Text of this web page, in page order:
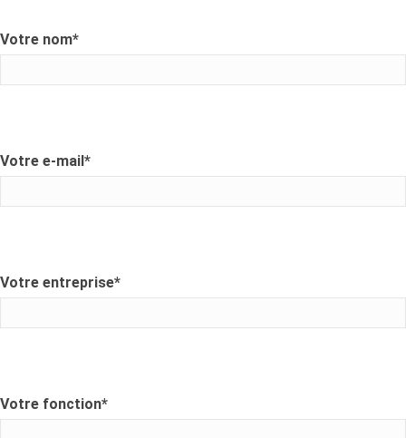
Votre nom*
Votre e-mail*
Votre entreprise*
Votre fonction*